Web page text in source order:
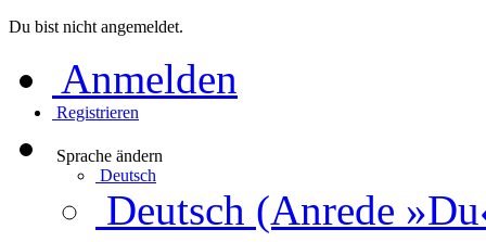
Du bist nicht angemeldet.
Anmelden
Registrieren
Sprache ändern
Deutsch
Deutsch (Anrede